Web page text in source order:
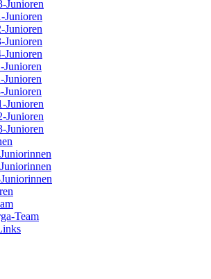
Junioren
Junioren
Junioren
Junioren
Junioren
Junioren
Junioren
Junioren
Junioren
Junioren
Junioren
Team